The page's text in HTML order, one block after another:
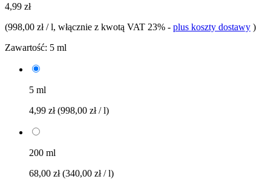
4,99 zł
(998,00 zł / l, włącznie z kwotą VAT 23% - plus koszty dostawy )
Zawartość: 5 ml
5 ml
4,99 zł(998,00 zł / l)
200 ml
68,00 zł(340,00 zł / l)